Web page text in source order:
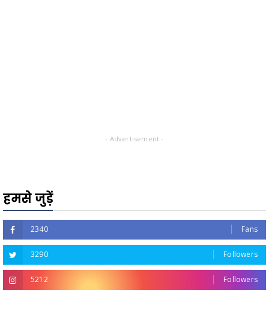
- Advertisement -
हमसे जुड़ें
2340 Fans
3290 Followers
5212 Followers